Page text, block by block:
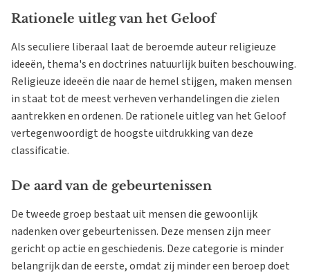
Rationele uitleg van het Geloof
Als seculiere liberaal laat de beroemde auteur religieuze
ideeën, thema's en doctrines natuurlijk buiten beschouwing.
Religieuze ideeën die naar de hemel stijgen, maken mensen
in staat tot de meest verheven verhandelingen die zielen
aantrekken en ordenen. De rationele uitleg van het Geloof
vertegenwoordigt de hoogste uitdrukking van deze
classificatie.
De aard van de gebeurtenissen
De tweede groep bestaat uit mensen die gewoonlijk
nadenken over gebeurtenissen. Deze mensen zijn meer
gericht op actie en geschiedenis. Deze categorie is minder
belangrijk dan de eerste, omdat zij minder een beroep doet